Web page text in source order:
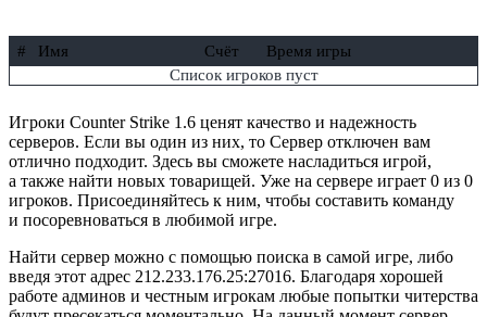
# Имя Счёт
Время игры
Список игроков пуст
Игроки Counter Strike 1.6 ценят качество и надежность
серверов. Если вы один из них, то Сервер отключен вам
отлично подходит. Здесь вы сможете насладиться игрой,
а также найти новых товарищей. Уже на сервере играет 0 из 0
игроков. Присоединяйтесь к ним, чтобы составить команду
и посоревноваться в любимой игре.
Найти сервер можно с помощью поиска в самой игре, либо
введя этот адрес 212.233.176.25:27016. Благодаря хорошей
работе админов и честным игрокам любые попытки читерства